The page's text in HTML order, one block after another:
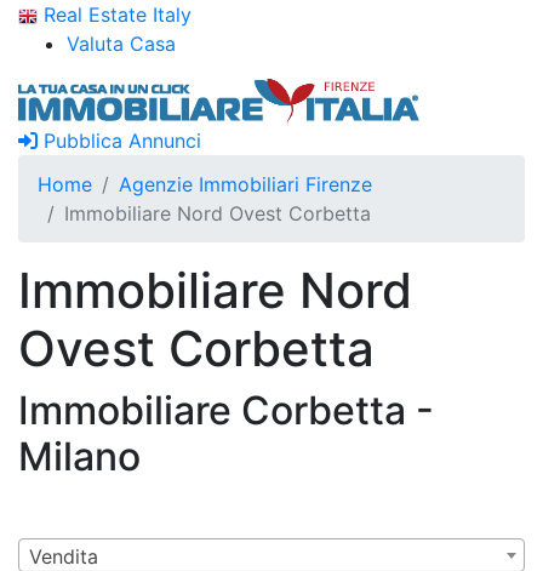
Real Estate Italy
Valuta Casa
Pubblica Annunci
Home
Agenzie Immobiliari Firenze
Immobiliare Nord Ovest Corbetta
Immobiliare Nord
Ovest Corbetta
Immobiliare Corbetta -
Milano
Vendita